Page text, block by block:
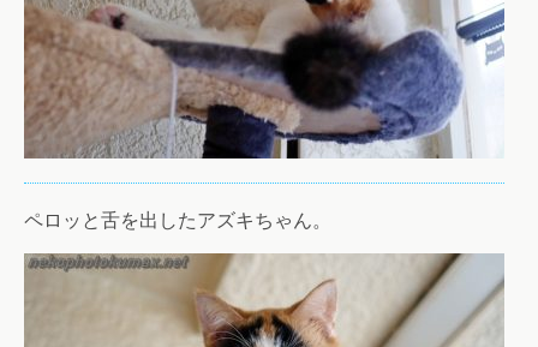
ペロッと舌を出したアズキちゃん。